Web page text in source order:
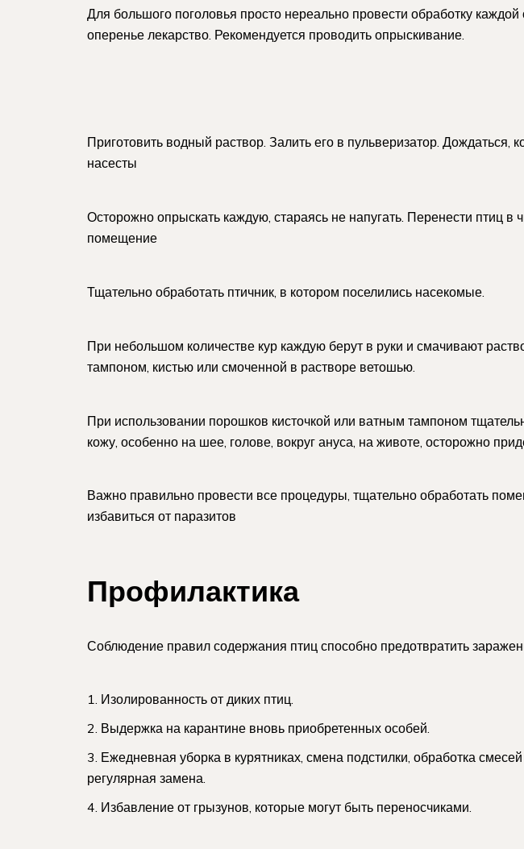
Для большого поголовья просто нереально провести обработку каждой
оперенье лекарство. Рекомендуется проводить опрыскивание.
Приготовить водный раствор. Залить его в пульверизатор. Дождаться,
насесты
Осторожно опрыскать каждую, стараясь не напугать. Перенести птиц в
помещение
Тщательно обработать птичник, в котором поселились насекомые.
При небольшом количестве кур каждую берут в руки и смачивают
тампоном, кистью или смоченной в растворе ветошью.
При использовании порошков кисточкой или ватным тампоном
кожу, особенно на шее, голове, вокруг ануса, на животе, осторожно
Важно правильно провести все процедуры, тщательно обработать
избавиться от паразитов
Профилактика
Соблюдение правил содержания птиц способно предотвратить
Изолированность от диких птиц.
Выдержка на карантине вновь приобретенных особей.
Ежедневная уборка в курятниках, смена подстилки, обработка
регулярная замена.
Избавление от грызунов, которые могут быть переносчиками.